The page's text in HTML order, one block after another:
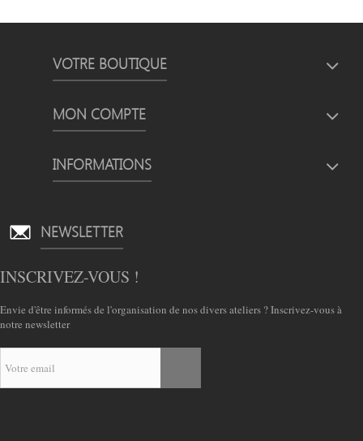
VOTRE BOUTIQUE
MON COMPTE
INFORMATIONS
NEWSLETTER
INSCRIVEZ-VOUS !
Envie d'être informés de l'organisation de nos divers ateliers ? Inscrivez-vous à
notre newsletter